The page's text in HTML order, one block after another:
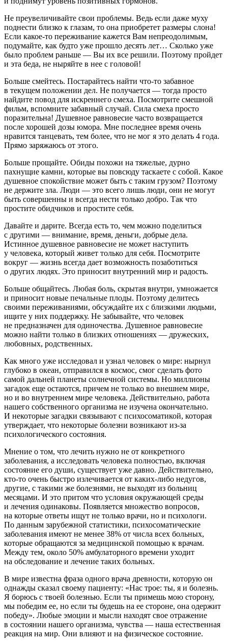
Не преувеличивайте свои проблемы. Ведь если даже муху
поднести близко к глазам, то она приобретет размеры слона!
Если какое-то переживание кажется Вам непреодолимым,
подумайте, как будто уже прошло десять лет… Сколько уже
было проблем раньше — Вы их все решили. Поэтому пройдет
и эта беда, не ныряйте в нее с головой!
Больше смейтесь. Постарайтесь найти что-то забавное
в текущем положении дел. Не получается — тогда просто
найдите повод для искреннего смеха. Посмотрите смешной
фильм, вспомните забавный случай. Сила смеха просто
поразительна! Душевное равновесие часто возвращается
после хорошей дозы юмора. Мне последнее время очень
нравится танцевать, тем более, что не мог я это делать 4 года.
Прямо заряжаюсь от этого.
Больше прощайте. Обиды похожи на тяжелые, дурно
пахнущие камни, которые вы повсюду таскаете с собой. Какое
душевное спокойствие может быть с таким грузом? Поэтому
не держите зла. Люди — это всего лишь люди, они не могут
быть совершенны и всегда нести только добро. Так что
простите обидчиков и простите себя.
Давайте и дарите. Всегда есть то, чем можно поделиться
с другими — внимание, время, деньги, добрые дела.
Истинное душевное равновесие не может наступить
у человека, который живет только для себя. Посмотрите
вокруг — жизнь всегда дает возможность позаботиться
о других людях. Это приносит внутренний мир и радость.
Больше общайтесь. Любая боль, скрытая внутри, умножается
и приносит новые печальные плоды. Поэтому делитесь
своими переживаниями, обсуждайте их с близкими людьми,
ищите у них поддержку. Не забывайте, что человек
не предназначен для одиночества. Душевное равновесие
можно найти только в близких отношениях — дружеских,
любовных, родственных.
Как много уже исследовал и узнал человек о мире: нырнул
глубоко в океан, отправился в космос, смог сделать фото
самой дальней планеты солнечной системы. Но миллионы
загадок еще остаются, причем не только во внешнем мире,
но и во внутреннем мире человека. Действительно, работа
нашего собственного организма не изучена окончательно.
И некоторые загадки связывают с психосоматикой, которая
утверждает, что некоторые болезни возникают из-за
психологического состояния.
Мнение о том, что лечить нужно не от конкретного
заболевания, а исследовать человека полностью, включая
состояние его души, существует уже давно. Действительно,
кто-то очень быстро излечивается от каких-либо недугов,
другие, с такими же болезнями, не выходят из больниц
месяцами. И это притом что условия окружающей среды
и лечения одинаковы. Появляется множество вопросов,
на которые ответы ищут не только врачи, но и психологи.
По данным зарубежной статистики, психосоматические
заболевания имеют не менее 38% от числа всех больных,
которые обращаются за медицинской помощью к врачам.
Между тем, около 50% амбулаторного времени уходит
на обследование и лечение таких больных.
В мире известна фраза одного врача древности, которую он
однажды сказал своему пациенту: «Нас трое: ты, я и болезнь.
Я борюсь с твоей болезнью. Если ты примешь мою сторону,
мы победим ее, но если ты будешь на ее стороне, она одержит
победу». Любые эмоции и мысли находят свое отражение
в состоянии нашего организма, чувства — наша естественная
реакция на мир. Они влияют и на физическое состояние.